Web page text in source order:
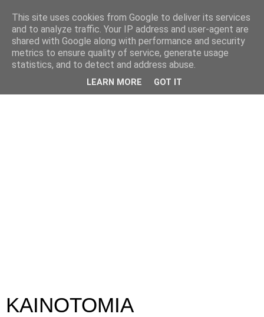
ΚΑΙΝΟΤΟΜΙΑ
This site uses cookies from Google to deliver its services
and to analyze traffic. Your IP address and user-agent are
shared with Google along with performance and security
metrics to ensure quality of service, generate usage
statistics, and to detect and address abuse.
LEARN MORE GOT IT